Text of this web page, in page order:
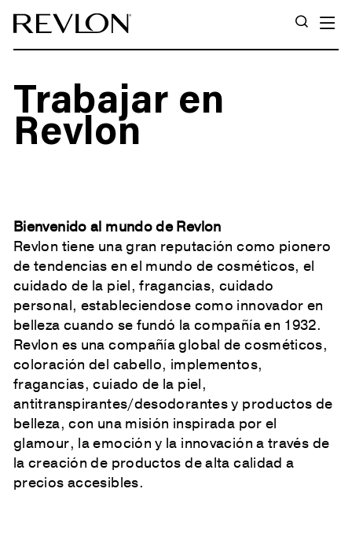
Trabajar en
Revlon
Bienvenido al mundo de Revlon
Revlon tiene una gran reputación como pionero
de tendencias en el mundo de cosméticos, el
cuidado de la piel, fragancias, cuidado
personal, estableciendose como innovador en
belleza cuando se fundó la compañía en 1932.
Revlon es una compañía global de cosméticos,
coloración del cabello, implementos,
fragancias, cuiado de la piel,
antitranspirantes/desodorantes y productos de
belleza, con una misión inspirada por el
glamour, la emoción y la innovación a través de
la creación de productos de alta calidad a
precios accesibles.